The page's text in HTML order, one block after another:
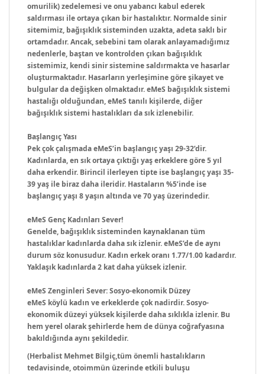
omurilik) zedelemesi ve onu yabancı kabul ederek
saldırması ile ortaya çıkan bir hastalıktır. Normalde sinir
sitemimiz, bağışıklık sisteminden uzakta, adeta saklı bir
ortamdadır. Ancak, sebebini tam olarak anlayamadığımız
nedenlerle, baştan ve kontrolden çıkan bağışıklık
sistemimiz, kendi sinir sistemine saldırmakta ve hasarlar
oluşturmaktadır. Hasarların yerleşimine göre şikayet ve
bulgular da değişken olmaktadır. eMeS bağışıklık sistemi
hastalığı olduğundan, eMeS tanılı kişilerde, diğer
bağışıklık sistemi hastalıkları da sık izlenebilir.
Başlangıç Yası
Pek çok çalışmada eMeS’in başlangıç yaşı 29-32’dir.
Kadınlarda, en sık ortaya çıktığı yaş erkeklere göre 5 yıl
daha erkendir. Birincil ilerleyen tipte ise başlangıç yaşı 35-
39 yaş ile biraz daha ileridir. Hastaların %5’inde ise
başlangıç yaşı 8 yaşın altında ve 70 yaş üzerindedir.
eMeS Genç Kadınları Sever!
Genelde, bağışıklık sisteminden kaynaklanan tüm
hastalıklar kadınlarda daha sık izlenir. eMeS’de de aynı
durum söz konusudur. Kadın erkek oranı 1.77/1.00 kadardır.
Yaklaşık kadınlarda 2 kat daha yüksek izlenir.
eMeS Zenginleri Sever: Sosyo-ekonomik Düzey
eMeS köylü kadın ve erkeklerde çok nadirdir. Sosyo-
ekonomik düzeyi yüksek kişilerde daha sıklıkla izlenir. Bu
hem yerel olarak şehirlerde hem de dünya coğrafyasına
bakıldığında aynı şekildedir.
(Herbalist Mehmet Bilgiç,tüm önemli hastalıkların
tedavisinde, otoimmün üzerinde etkili buluşu